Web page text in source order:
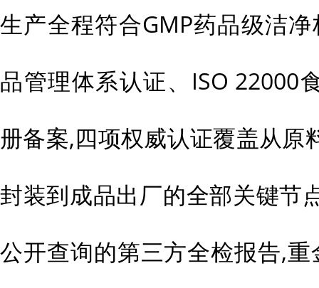
生产全程符合GMP药品级洁
品管理体系认证、ISO 22000
册备案,四项权威认证覆盖从原
封装到成品出厂的全部关键节
公开查询的第三方全检报告,